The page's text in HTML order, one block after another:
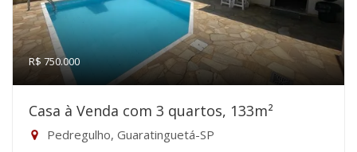
R$ 750.000
Casa à Venda com 3 quartos, 133m²
Pedregulho, Guaratinguetá-SP